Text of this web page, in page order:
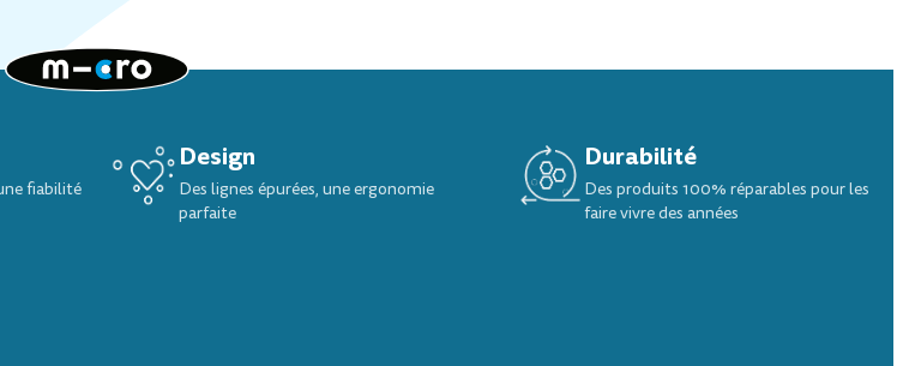
fiabilité
Design
Des lignes épurées, une ergonomie
parfaite
Durabilité
Des produits 100% réparables pour les
faire vivre des années